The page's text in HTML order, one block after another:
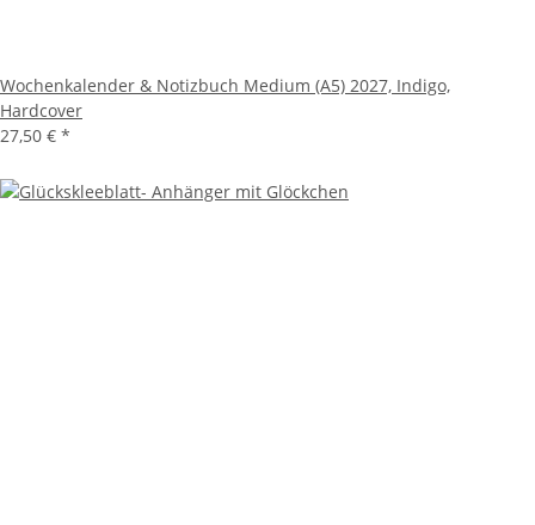
Wochenkalender & Notizbuch Medium (A5) 2027, Indigo,
Hardcover
27,50 € *